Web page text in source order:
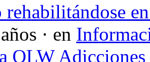
· en
OLW